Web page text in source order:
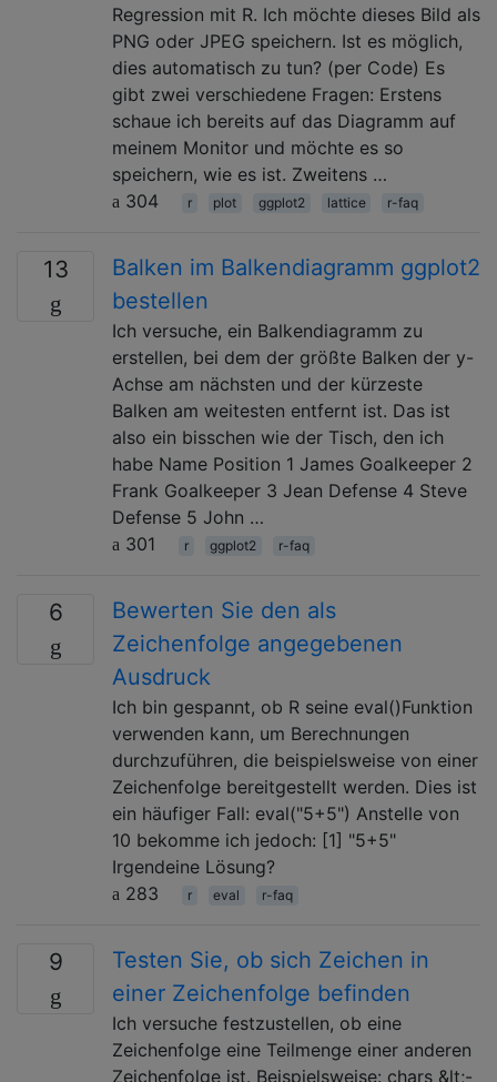
Regression mit R. Ich möchte dieses Bild als
PNG oder JPEG speichern. Ist es möglich,
dies automatisch zu tun? (per Code) Es
gibt zwei verschiedene Fragen: Erstens
schaue ich bereits auf das Diagramm auf
meinem Monitor und möchte es so
speichern, wie es ist. Zweitens …
304
r plot ggplot2 lattice r-faq
13
Balken im Balkendiagramm ggplot2
bestellen
Ich versuche, ein Balkendiagramm zu
erstellen, bei dem der größte Balken der y-
Achse am nächsten und der kürzeste
Balken am weitesten entfernt ist. Das ist
also ein bisschen wie der Tisch, den ich
habe Name Position 1 James Goalkeeper 2
Frank Goalkeeper 3 Jean Defense 4 Steve
Defense 5 John …
301
r ggplot2 r-faq
6
Bewerten Sie den als
Zeichenfolge angegebenen
Ausdruck
Ich bin gespannt, ob R seine eval()Funktion
verwenden kann, um Berechnungen
durchzuführen, die beispielsweise von einer
Zeichenfolge bereitgestellt werden. Dies ist
ein häufiger Fall: eval("5+5") Anstelle von
10 bekomme ich jedoch: [1] "5+5"
Irgendeine Lösung?
283
r eval r-faq
9
Testen Sie, ob sich Zeichen in
einer Zeichenfolge befinden
Ich versuche festzustellen, ob eine
Zeichenfolge eine Teilmenge einer anderen
Zeichenfolge ist. Beispielsweise: chars &lt;-